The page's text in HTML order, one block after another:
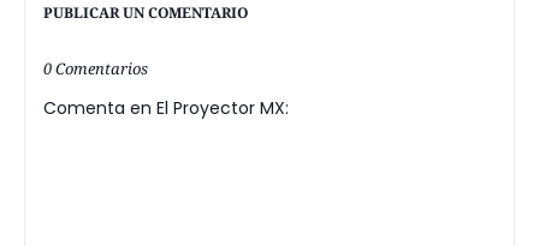
PUBLICAR UN COMENTARIO
0 Comentarios
Comenta en El Proyector MX: